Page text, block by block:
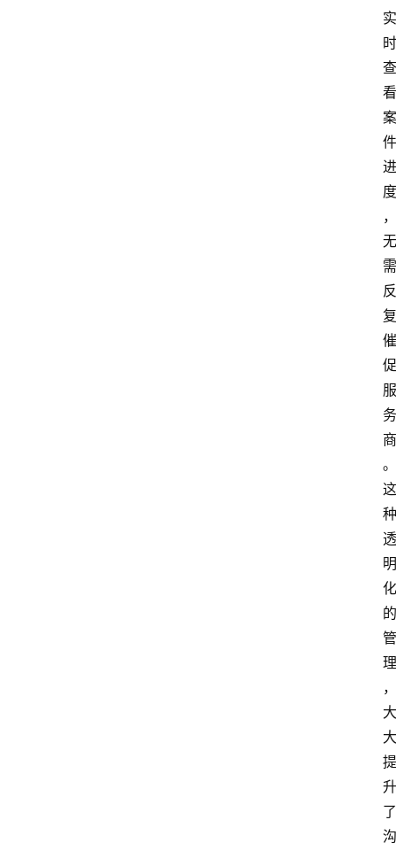
实
时
查
看
案
件
进
度
，
无
需
反
复
催
促
服
务
商
。
这
种
透
明
化
的
管
理
，
大
大
提
升
了
沟